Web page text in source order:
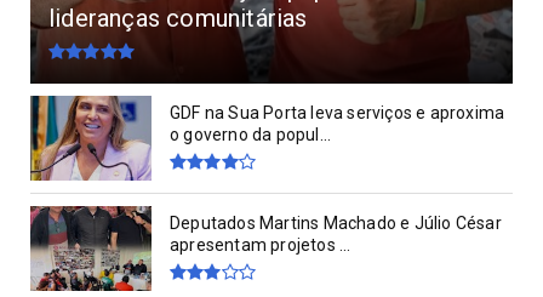
lideranças comunitárias
GDF na Sua Porta leva serviços e aproxima
o governo da popul...
Deputados Martins Machado e Júlio César
apresentam projetos ...